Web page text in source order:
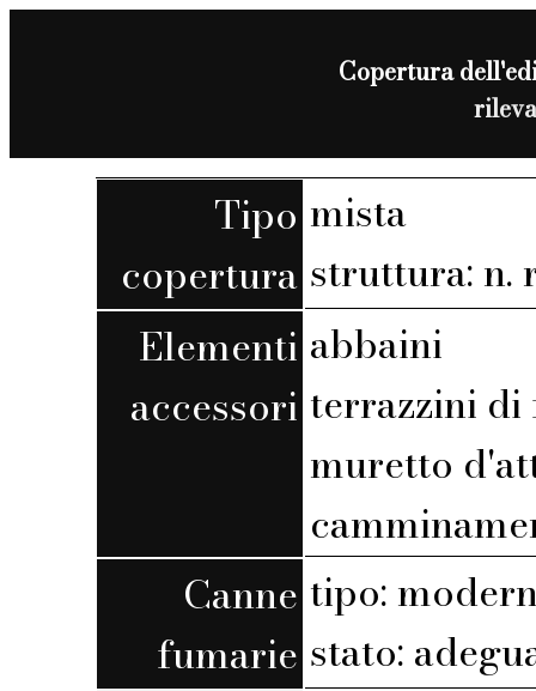
Copertura
Tipo
copertura
mista
struttura: n.
Elementi
accessori
abbaini
terrazzini
muretto
Canne
fumarie
tipo:
stato: